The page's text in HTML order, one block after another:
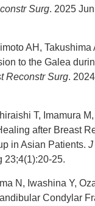
Surg. 2025
AH, Takushima
to the Galea
Reconstr Surg.
T, Imamura
after Breast
in Asian Patients. J
23;4(1):20-25.
N, Iwashina Y,
Condylar